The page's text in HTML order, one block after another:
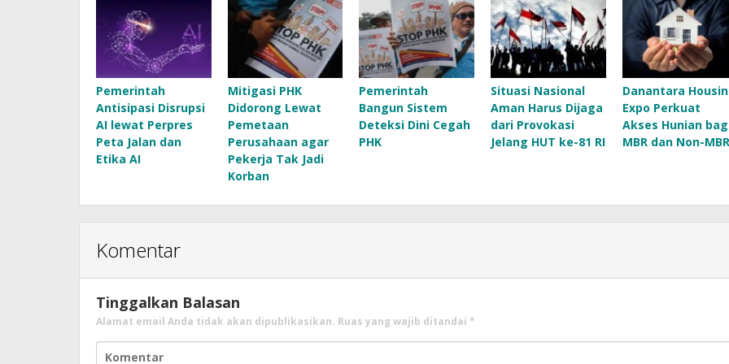
Pemerintah
Antisipasi Disrupsi
AI lewat Perpres
Peta Jalan dan
Etika AI
Mitigasi PHK
Didorong Lewat
Pemetaan
Perusahaan agar
Pekerja Tak Jadi
Korban
Pemerintah
Bangun Sistem
Deteksi Dini Cegah
PHK
Situasi Nasional
Aman Harus Dijaga
dari Provokasi
Jelang HUT ke-81 RI
Danantara
Expo Perkuat
Akses Hunian
MBR dan Non-MBR
Komentar
Tinggalkan Balasan
Alamat email Anda tidak akan dipublikasikan. Ruas yang wajib ditandai *